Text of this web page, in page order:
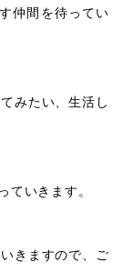
仲間を待ってい
みたい、生活し
ていきます。
きますので、ご